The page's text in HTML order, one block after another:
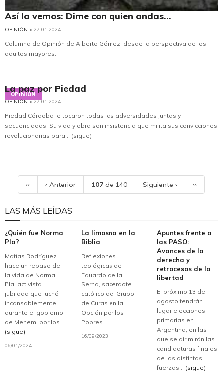
Así la vemos: Dime con quien andas...
OPINIÓN • 27.01.2024
Columna de Opinión de Alberto Gómez, desde la perspectiva de los
adultos mayores.
OPINIÓN
La paz por Piedad
OPINIÓN• 27.01.2024
Piedad Córdoba le tocaron todas las adversidades juntas y
secuenciadas. Su vida y obra son insistencia que milita sus convicciones
revolucionarias para... (sigue)
‹‹ ‹ Anterior 107 de 140 Siguiente › ››
LAS MÁS LEÍDAS
¿Quién fue Norma
Pla?
Matías Rodríguez
hace un repaso de
la vida de Norma
Pla, activista
jubilada que luchó
incansablemente
durante el gobierno
de Menem, por los...
(sigue)
06/01/2024
La limosna en la
Biblia
Reflexiones
teológicas de
Eduardo de la
Serna, sacerdote
católico del Grupo
de Curas en la
Opción por los
Pobres.
16/09/2023
Apuntes frente a
las PASO:
Avances de la
derecha y
retrocesos de la
libertad
El próximo 13 de
agosto tendrán
lugar elecciones
primarias en
Argentina, en las
que se dirimirán las
candidaturas finales
de las distintas
fuerzas... (sigue)